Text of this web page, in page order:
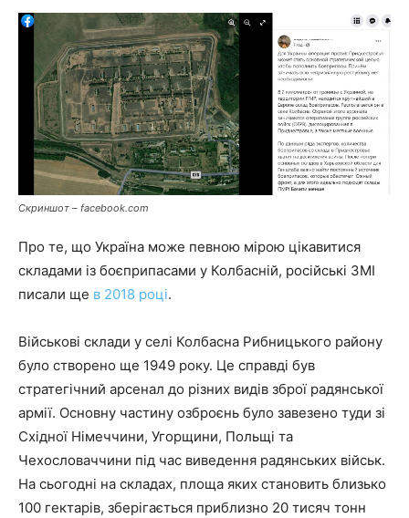
Скриншот – facebook.com
Про те, що Україна може певною мірою цікавитися
складами із боєприпасами у Колбасній, російські ЗМІ
писали ще в 2018 році.
Військові склади у селі Колбасна Рибницького району
було створено ще 1949 року. Це справді був
стратегічний арсенал до різних видів зброї радянської
армії. Основну частину озброєнь було завезено туди зі
Східної Німеччини, Угорщини, Польщі та
Чехословаччини під час виведення радянських військ.
На сьогодні на складах, площа яких становить близько
100 гектарів, зберігається приблизно 20 тисяч тонн